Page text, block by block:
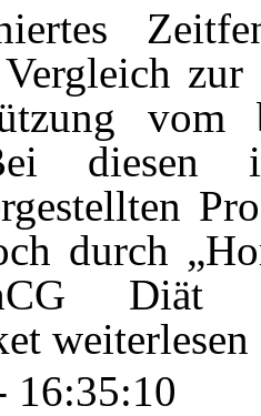
zur
vom
diesen
durch
Diät
16:35:10